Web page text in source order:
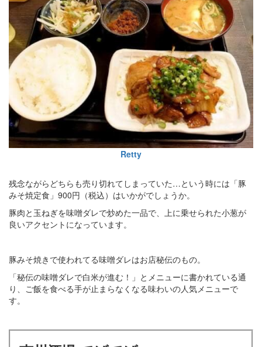
Retty
残念ながらどちらも売り切れてしまっていた…という時には「豚
みそ焼定食」900円（税込）はいかがでしょうか。
豚肉と玉ねぎを味噌ダレで炒めた一品で、上に乗せられた小葱が
良いアクセントになっています。
豚みそ焼きで使われてる味噌ダレはお店秘伝のもの。
「秘伝の味噌ダレで白米が進む！」とメニューに書かれている通
り、ご飯を食べる手が止まらなくなる味わいの人気メニューで
す。